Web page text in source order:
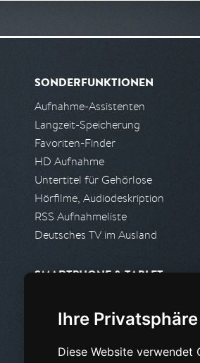
Ihre
Diese Website verwendet
SONDERFUNKTIONEN
Aufnahme-Assistenten
Langzeit-Speicherung
Favoriten-Finder
HD Aufnahme
Untertitel für Gehörlose
Hörfilme, Audiodeskription
RSS Aufnahmeliste
Deutsches TV im Ausland
SMARTPHONE & TABLET
Android App
PARTNER